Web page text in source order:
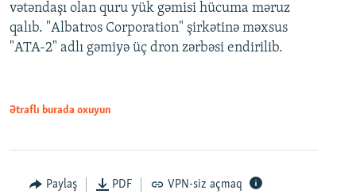
vətəndaşı olan quru yük gəmisi hücuma məruz
qalıb. "Albatros Corporation" şirkətinə məxsus
"ATA-2" adlı gəmiyə üç dron zərbəsi endirilib.
Ətraflı burada oxuyun
Paylaş PDF VPN-siz açmaq